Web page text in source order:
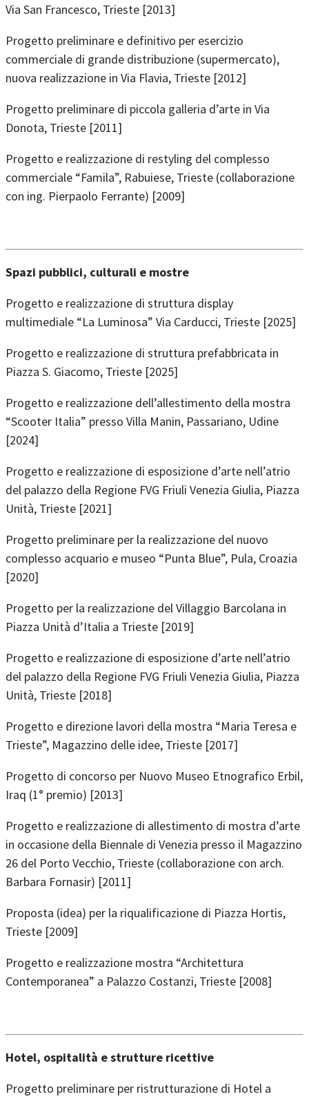
Via San Francesco, Trieste [2013]
Progetto preliminare e definitivo per esercizio
commerciale di grande distribuzione (supermercato),
nuova realizzazione in Via Flavia, Trieste [2012]
Progetto preliminare di piccola galleria d’arte in Via
Donota, Trieste [2011]
Progetto e realizzazione di restyling del complesso
commerciale “Famila”, Rabuiese, Trieste (collaborazione
con ing. Pierpaolo Ferrante) [2009]
Spazi pubblici, culturali e mostre
Progetto e realizzazione di struttura display
multimediale “La Luminosa” Via Carducci, Trieste [2025]
Progetto e realizzazione di struttura prefabbricata in
Piazza S. Giacomo, Trieste [2025]
Progetto e realizzazione dell’allestimento della mostra
“Scooter Italia” presso Villa Manin, Passariano, Udine
[2024]
Progetto e realizzazione di esposizione d’arte nell’atrio
del palazzo della Regione FVG Friuli Venezia Giulia, Piazza
Unità, Trieste [2021]
Progetto preliminare per la realizzazione del nuovo
complesso acquario e museo “Punta Blue”, Pula, Croazia
[2020]
Progetto per la realizzazione del Villaggio Barcolana in
Piazza Unità d’Italia a Trieste [2019]
Progetto e realizzazione di esposizione d’arte nell’atrio
del palazzo della Regione FVG Friuli Venezia Giulia, Piazza
Unità, Trieste [2018]
Progetto e direzione lavori della mostra “Maria Teresa e
Trieste”, Magazzino delle idee, Trieste [2017]
Progetto di concorso per Nuovo Museo Etnografico Erbil,
Iraq (1° premio) [2013]
Progetto e realizzazione di allestimento di mostra d’arte
in occasione della Biennale di Venezia presso il Magazzino
26 del Porto Vecchio, Trieste (collaborazione con arch.
Barbara Fornasir) [2011]
Proposta (idea) per la riqualificazione di Piazza Hortis,
Trieste [2009]
Progetto e realizzazione mostra “Architettura
Contemporanea” a Palazzo Costanzi, Trieste [2008]
Hotel, ospitalità e strutture ricettive
Progetto preliminare per ristrutturazione di Hotel a